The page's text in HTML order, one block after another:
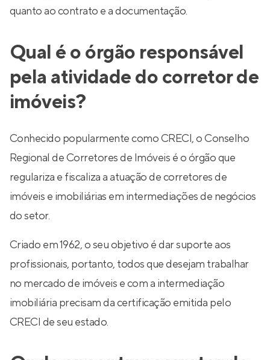
quanto ao contrato e a documentação.
Qual é o órgão responsável
pela atividade do corretor de
imóveis?
Conhecido popularmente como CRECI, o Conselho
Regional de Corretores de Imóveis é o órgão que
regulariza e fiscaliza a atuação de corretores de
imóveis e imobiliárias em intermediações de negócios
do setor.
Criado em 1962, o seu objetivo é dar suporte aos
profissionais, portanto, todos que desejam trabalhar
no mercado de imóveis e com a intermediação
imobiliária precisam da certificação emitida pelo
CRECI de seu estado.